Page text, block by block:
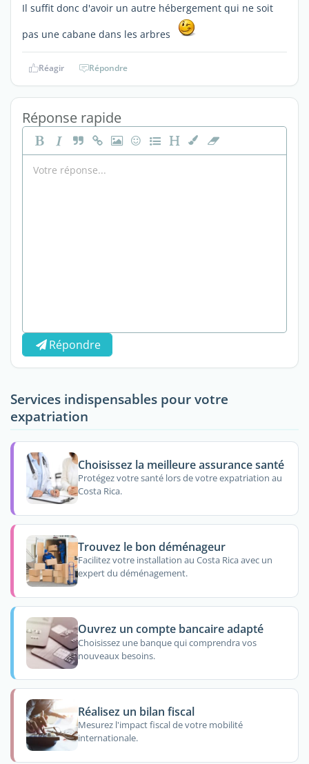
Il suffit donc d'avoir un autre hébergement qui ne soit
pas une cabane dans les arbres
Réagir Répondre
Réponse rapide
Répondre
Services indispensables pour votre
expatriation
Choisissez la meilleure assurance santé
Protégez votre santé lors de votre expatriation au
Costa Rica.
Trouvez le bon déménageur
Facilitez votre installation au Costa Rica avec un
expert du déménagement.
Ouvrez un compte bancaire adapté
Choisissez une banque qui comprendra vos
nouveaux besoins.
Réalisez un bilan fiscal
Mesurez l'impact fiscal de votre mobilité
internationale.